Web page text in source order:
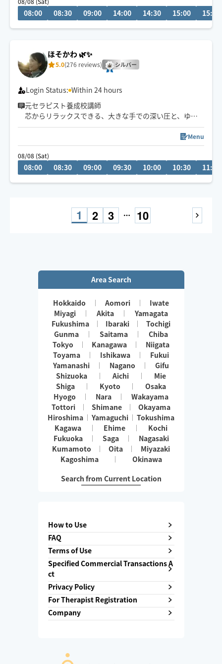
⚠️他セラピスト様と同室施術は対応不可となります🙏
08:00 08:30 09:00 14:00 14:30 15:00 15:30
ほそかわ 🌿✨
5.0(276 reviews) シルバー
Login Status: Within 24 hours
元セラピスト養成校講師
芯からリラックスできる、大きな手での深い圧と、ゆっ
たりしたリズム🪷
🌟こんな方に
身体だけでなく心もリラックスしたい
なかなか抜けない疲れがある
電車・バスのため、時間に余裕を持ってご予約下さい🙏
Menu
08/08 (Sat)
08:00 08:30 09:00 09:30 10:00 10:30 11:00
1 2 3 10
Area Search
Hokkaido Aomori
Iwate
Miyagi
Akita
Yamagata
Fukushima
Ibaraki
Tochigi
Gunma
Saitama
Chiba
Tokyo
Kanagawa
Niigata
Toyama
Ishikawa
Fukui
Yamanashi
Nagano
Gifu
Shizuoka
Aichi
Mie
Shiga
Kyoto
Osaka
Hyogo
Nara
Wakayama
Tottori
Shimane
Okayama
Hiroshima
Yamaguchi
Tokushima
Kagawa
Ehime
Kochi
Fukuoka
Saga
Nagasaki
Kumamoto
Oita
Miyazaki
Kagoshima
Okinawa
Search from Current Location
How to Use
FAQ
Terms of Use
Specified Commercial Transactions A
ct
Privacy Policy
For Therapist Registration
Company